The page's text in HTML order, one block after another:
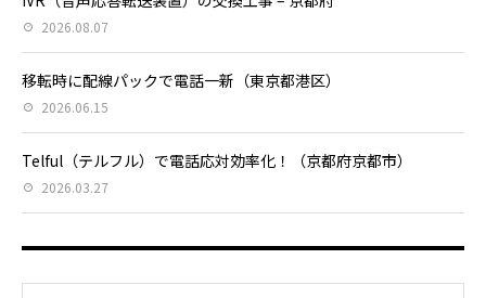
2026.08.07
移転時に配線パックで電話一新（東京都港区）
2026.06.15
Telful（テルフル）で電話応対効率化！（京都府京都市）
2026.03.27